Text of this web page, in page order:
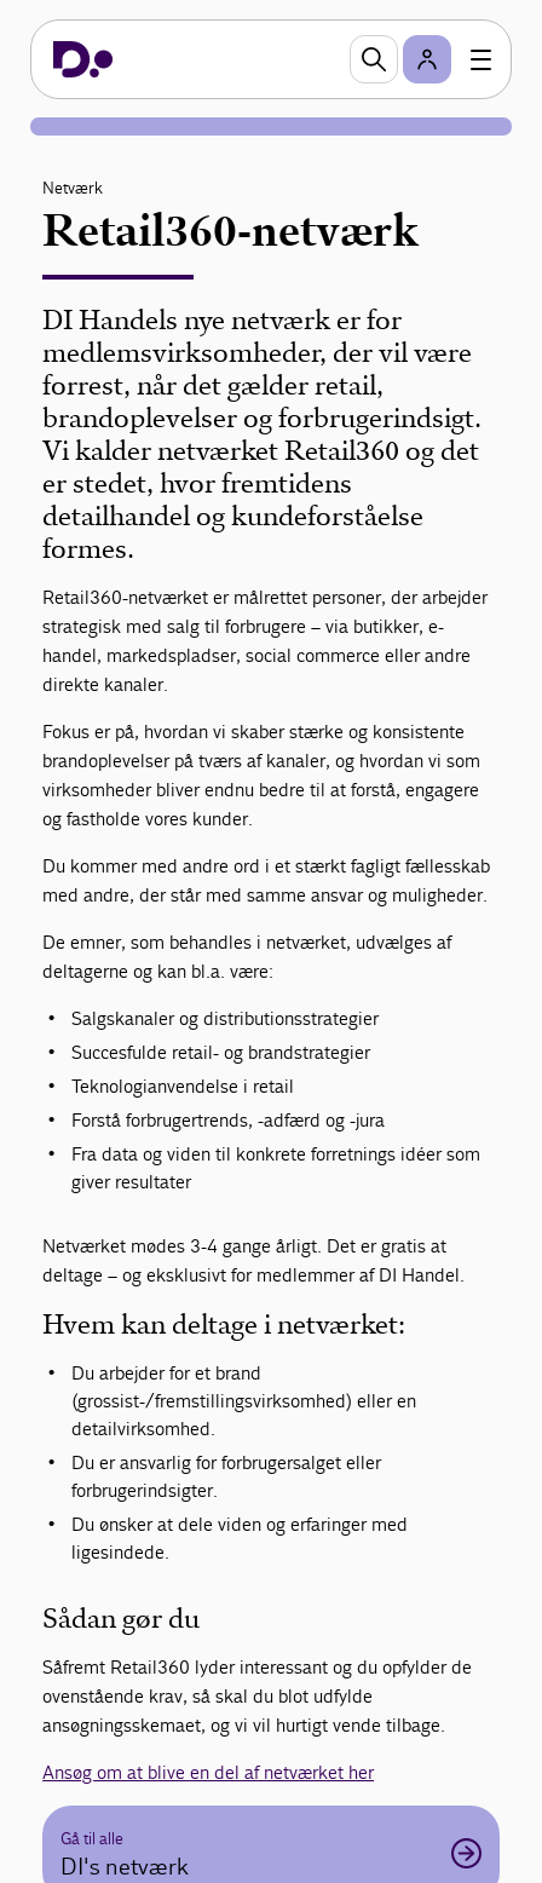
Netværk
Retail360-netværk
DI Handels nye netværk er for
medlemsvirksomheder, der vil være
forrest, når det gælder retail,
brandoplevelser og forbrugerindsigt.
Vi kalder netværket Retail360 og det
er stedet, hvor fremtidens
detailhandel og kundeforståelse
formes.
Retail360-netværket er målrettet personer, der arbejder
strategisk med salg til forbrugere – via butikker, e-
handel, markedspladser, social commerce eller andre
direkte kanaler.
Fokus er på, hvordan vi skaber stærke og konsistente
brandoplevelser på tværs af kanaler, og hvordan vi som
virksomheder bliver endnu bedre til at forstå, engagere
og fastholde vores kunder.
Du kommer med andre ord i et stærkt fagligt fællesskab
med andre, der står med samme ansvar og muligheder.
De emner, som behandles i netværket, udvælges af
deltagerne og kan bl.a. være:
Salgskanaler og distributionsstrategier
Succesfulde retail- og brandstrategier
Teknologianvendelse i retail
Forstå forbrugertrends, -adfærd og -jura
Fra data og viden til konkrete forretnings idéer som
giver resultater
Netværket mødes 3-4 gange årligt. Det er gratis at
deltage – og eksklusivt for medlemmer af DI Handel.
Hvem kan deltage i netværket:
Du arbejder for et brand
(grossist-/fremstillingsvirksomhed) eller en
detailvirksomhed.
Du er ansvarlig for forbrugersalget eller
forbrugerindsigter.
Du ønsker at dele viden og erfaringer med
ligesindede.
Sådan gør du
Såfremt Retail360 lyder interessant og du opfylder de
ovenstående krav, så skal du blot udfylde
ansøgningsskemaet, og vi vil hurtigt vende tilbage.
Ansøg om at blive en del af netværket her
Gå til alle
DI's netværk